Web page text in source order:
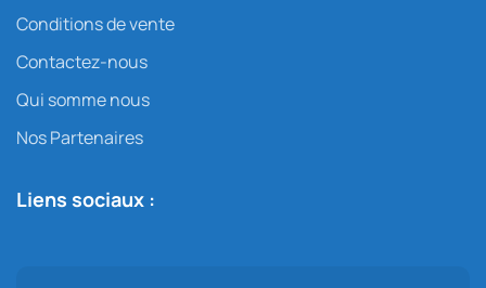
Conditions de vente
Contactez-nous
Qui somme nous
Nos Partenaires
Liens sociaux :